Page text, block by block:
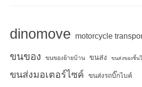
dinomove motorcycle
ขนของ ขนของย้ายบ้าน ขนส่ง ขนส่งของชิ้น
ขนส่งมอเตอร์ไซค์ ขนส่งรถบิ๊กไบค์